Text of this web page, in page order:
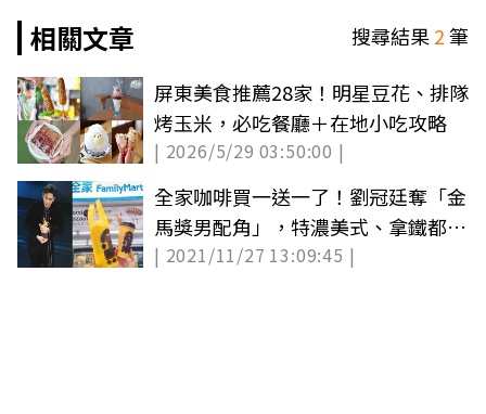
相關文章
搜尋結果2筆
屏東美食推薦28家！明星豆花、排隊
烤玉米，必吃餐廳＋在地小吃攻略
| 2026/5/29 03:50:00 |
全家咖啡買一送一了！劉冠廷奪「金
馬獎男配角」，特濃美式、拿鐵都享
優惠
| 2021/11/27 13:09:45 |